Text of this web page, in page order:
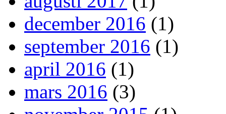
december 2016 (1)
september 2016 (1)
april 2016 (1)
mars 2016 (3)